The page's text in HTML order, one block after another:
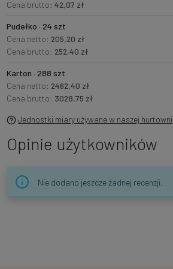
Cena brutto: 42,07 zł
Pudełko · 24 szt
Cena netto: 205,20 zł
Cena brutto: 252,40 zł
Karton · 288 szt
Cena netto: 2462,40 zł
Cena brutto: 3028,75 zł
Jednostki miary używane w naszej hurtowni
Opinie użytkowników
Nie dodano jeszcze żadnej recenzji.